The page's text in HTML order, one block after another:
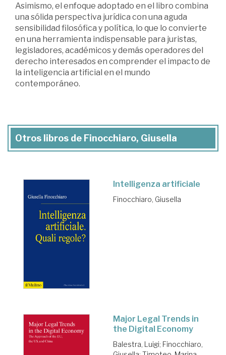
Asimismo, el enfoque adoptado en el libro combina
una sólida perspectiva jurídica con una aguda
sensibilidad filosófica y política, lo que lo convierte
en una herramienta indispensable para juristas,
legisladores, académicos y demás operadores del
derecho interesados en comprender el impacto de
la inteligencia artificial en el mundo
contemporáneo.
Otros libros de Finocchiaro, Giusella
Intelligenza artificiale
Finocchiaro, Giusella
Major Legal Trends in
the Digital Economy
Balestra, Luigi; Finocchiaro,